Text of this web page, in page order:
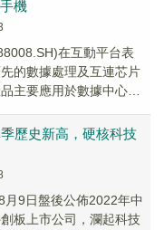
機
在互動平台表
的數據處理及互連芯片
主要應用於數據中心、
歷史新高，硬核科技
9日盤後公佈2022年中
板上市公司，瀾起科技